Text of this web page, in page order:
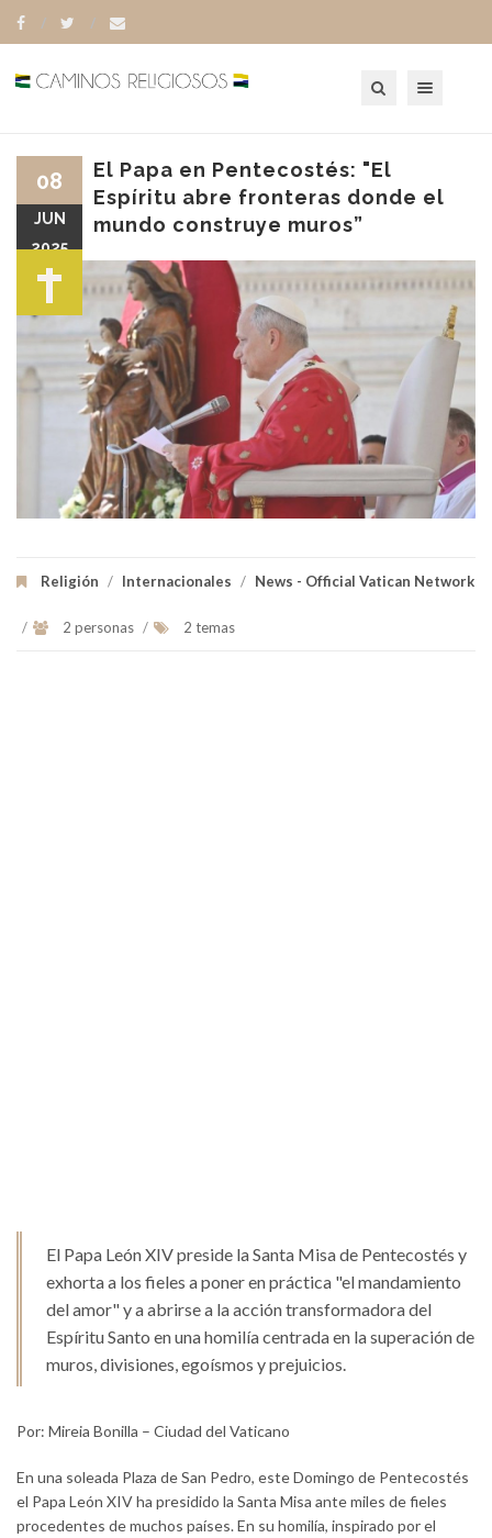
El Papa en Pentecostés: "El
Espíritu abre fronteras donde el
mundo construye muros”
Religión / Internacionales / News - Official Vatican Network
/ 2 personas / 2 temas
08
JUN
2025
El Papa León XIV preside la Santa Misa de Pentecostés y
exhorta a los fieles a poner en práctica "el mandamiento
del amor" y a abrirse a la acción transformadora del
Espíritu Santo en una homilía centrada en la superación de
muros, divisiones, egoísmos y prejuicios.
Por: Mireia Bonilla – Ciudad del Vaticano
En una soleada Plaza de San Pedro, este Domingo de Pentecostés
el Papa León XIV ha presidido la Santa Misa ante miles de fieles
procedentes de muchos países. En su homilía, inspirado por el